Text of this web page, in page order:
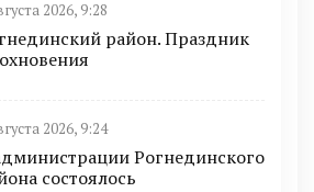
2026, 9:28
район. Праздник
2026, 9:24
Рогнединского
состоялось